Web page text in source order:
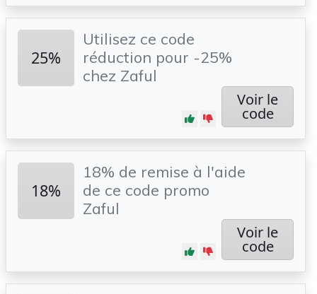
25%
Utilisez ce code
réduction pour -25%
chez Zaful
Voir le
code
18%
18% de remise à l'aide
de ce code promo
Zaful
Voir le
code